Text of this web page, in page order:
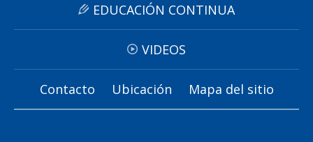
EDUCACIÓN CONTINUA
VIDEOS
Contacto Ubicación Mapa del sitio